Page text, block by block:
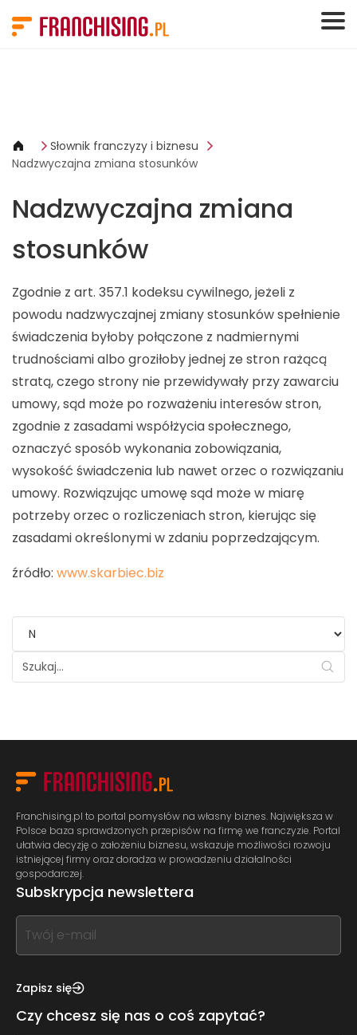
Słownik franczyzy i biznesu
Nadzwyczajna zmiana stosunków
Nadzwyczajna zmiana
stosunków
Zgodnie z art. 357.1 kodeksu cywilnego, jeżeli z
powodu nadzwyczajnej zmiany stosunków spełnienie
świadczenia byłoby połączone z nadmiernymi
trudnościami albo groziłoby jednej ze stron rażącą
stratą, czego strony nie przewidywały przy zawarciu
umowy, sąd może po rozważeniu interesów stron,
zgodnie z zasadami współżycia społecznego,
oznaczyć sposób wykonania zobowiązania,
wysokość świadczenia lub nawet orzec o rozwiązaniu
umowy. Rozwiązując umowę sąd może w miarę
potrzeby orzec o rozliczeniach stron, kierując się
zasadami określonymi w zdaniu poprzedzającym.
źródło: www.skarbiec.biz
Franchising.pl to portal pomysłów na własny biznes. Największa w
Polsce baza sprawdzonych przepisów na firmę we franczyzie. Portal
ułatwia decyzję o założeniu biznesu, wskazuje możliwości rozwoju
istniejącej firmy oraz doradza w prowadzeniu działalności
gospodarczej.
Subskrypcja newslettera
If
you
this,
this
Zapisz się
Czy chcesz się nas o coś zapytać?